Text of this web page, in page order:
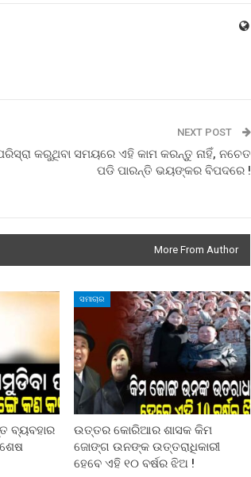
NEXT POST
କରୁଥିବା ସମୟରେ ଏହି କାମ କରନ୍ତୁ ନାହିଁ, ନଚେତ
ପଡି ପାରନ୍ତି ଭୟଙ୍କର ବିପଦରେ !
More From Author
ବ୍ୟବହାର
ସମାଚାର
ଉତ୍ତର କୋରିଆର ଶାସକ କିମ
ଜୋଙ୍ଗ ଉନଙ୍କ ଉତ୍ତରାଧିକାରୀ
ହେବେ ଏହି ୧୦ ବର୍ଷର ଝିଅ !